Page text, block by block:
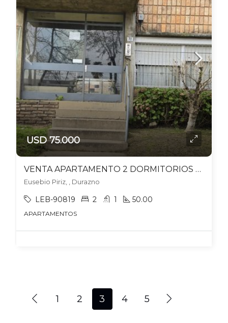
USD 75.000
VENTA APARTAMENTO 2 DORMITORIOS DURAZNO
Eusebio Piriz, , Durazno
LEB-90819 2 1 50.00
APARTAMENTOS
1 2 3 4 5